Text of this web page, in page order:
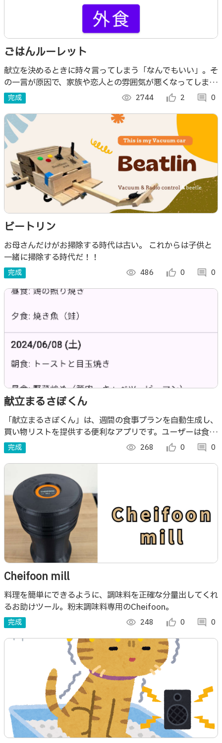
ごはんルーレット
献立を決めるときに時々言ってしまう「なんでもいい」。そ
の一言が原因で、家族や恋人との雰囲気が悪くなってしまう
恐れが。そんな時にこのアプリを使って楽しくご飯を楽しも
う！！
完成 visibility 2744 thumb_up_alt 2 comment 0
ビートリン
お母さんだけがお掃除する時代は古い。 これからは子供と
一緒に掃除する時代だ！！
完成 visibility 486 thumb_up_alt 0 comment 0
献立まるさぽくん
「献立まるさぽくん」は、週間の食事プランを自動生成し、
買い物リストを提供する便利なアプリです。ユーザーは食事
プランを確認し、必要な材料をリストでチェックしながら買
い物をすることができます。
完成 visibility 268 thumb_up_alt 0 comment 0
Cheifoon mill
料理を簡単にできるように、調味料を正確な分量出してくれ
るお助けツール。粉末調味料専用のCheifoon。
完成 visibility 248 thumb_up_alt 0 comment 0